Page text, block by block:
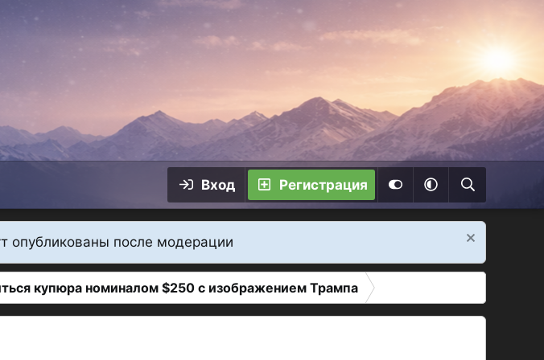
Вход Регистрация
опубликованы после модерации
купюра номиналом $250 с изображением Трампа